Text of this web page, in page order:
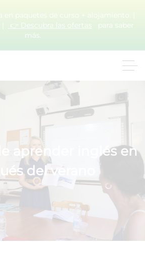
paquetes de curso + alojamiento. |
|
👉 Descubra las ofertas para saber
más.
aprender inglés en
del verano